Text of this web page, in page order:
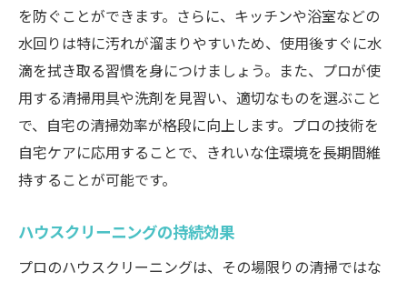
を防ぐことができます。さらに、キッチンや浴室などの
水回りは特に汚れが溜まりやすいため、使用後すぐに水
滴を拭き取る習慣を身につけましょう。また、プロが使
用する清掃用具や洗剤を見習い、適切なものを選ぶこと
で、自宅の清掃効率が格段に向上します。プロの技術を
自宅ケアに応用することで、きれいな住環境を長期間維
持することが可能です。
ハウスクリーニングの持続効果
プロのハウスクリーニングは、その場限りの清掃ではな